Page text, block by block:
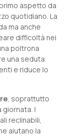
aspetto da
quotidiano. La
ma anche
difficoltà nei
poltrona
una seduta
e riduce lo
, soprattutto
I
reclinabili,
aiutano la